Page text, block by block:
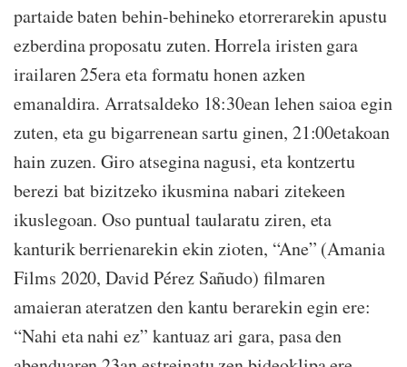
partaide baten behin-behineko etorrerarekin apustu
ezberdina proposatu zuten. Horrela iristen gara
irailaren 25era eta formatu honen azken
emanaldira. Arratsaldeko 18:30ean lehen saioa egin
zuten, eta gu bigarrenean sartu ginen, 21:00etakoan
hain zuzen. Giro atsegina nagusi, eta kontzertu
berezi bat bizitzeko ikusmina nabari zitekeen
ikuslegoan. Oso puntual taularatu ziren, eta
kanturik berrienarekin ekin zioten, “Ane” (Amania
Films 2020, David Pérez Sañudo) filmaren
amaieran ateratzen den kantu berarekin egin ere:
“Nahi eta nahi ez” kantuaz ari gara, pasa den